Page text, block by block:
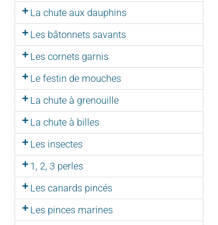
La chute aux dauphins
Les bâtonnets savants
Les cornets garnis
Le festin de mouches
La chute à grenouille
La chute à billes
Les insectes
1, 2, 3 perles
Les canards pincés
Les pinces marines